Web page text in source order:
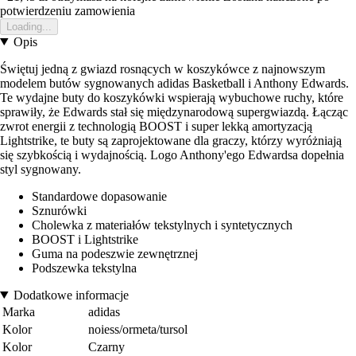
potwierdzeniu zamowienia
Loading...
Opis
Świętuj jedną z gwiazd rosnących w koszykówce z najnowszym
modelem butów sygnowanych adidas Basketball i Anthony Edwards.
Te wydajne buty do koszykówki wspierają wybuchowe ruchy, które
sprawiły, że Edwards stał się międzynarodową supergwiazdą. Łącząc
zwrot energii z technologią BOOST i super lekką amortyzacją
Lightstrike, te buty są zaprojektowane dla graczy, którzy wyróżniają
się szybkością i wydajnością. Logo Anthony'ego Edwardsa dopełnia
styl sygnowany.
Standardowe dopasowanie
Sznurówki
Cholewka z materiałów tekstylnych i syntetycznych
BOOST i Lightstrike
Guma na podeszwie zewnętrznej
Podszewka tekstylna
Dodatkowe informacje
Marka
adidas
Kolor
noiess/ormeta/tursol
Kolor
Czarny